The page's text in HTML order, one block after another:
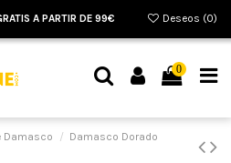
A PARTIR DE 99€ Deseos (0)
0
Damasco
Damasco Dorado